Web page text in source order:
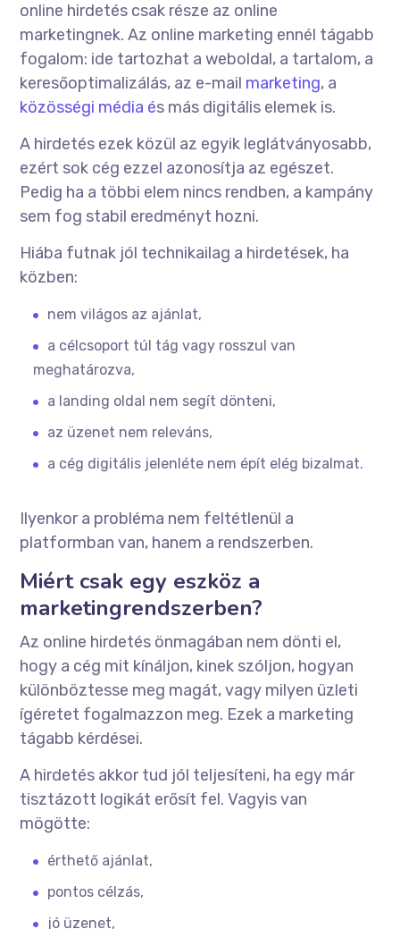
online hirdetés csak része az online
marketingnek. Az online marketing ennél tágabb
fogalom: ide tartozhat a weboldal, a tartalom, a
keresőoptimalizálás, az e-mail marketing, a
közösségi média és más digitális elemek is.
A hirdetés ezek közül az egyik leglátványosabb,
ezért sok cég ezzel azonosítja az egészet.
Pedig ha a többi elem nincs rendben, a kampány
sem fog stabil eredményt hozni.
Hiába futnak jól technikailag a hirdetések, ha
közben:
nem világos az ajánlat,
a célcsoport túl tág vagy rosszul van
meghatározva,
a landing oldal nem segít dönteni,
az üzenet nem releváns,
a cég digitális jelenléte nem épít elég bizalmat.
Ilyenkor a probléma nem feltétlenül a
platformban van, hanem a rendszerben.
Miért csak egy eszköz a
marketingrendszerben?
Az online hirdetés önmagában nem dönti el,
hogy a cég mit kínáljon, kinek szóljon, hogyan
különböztesse meg magát, vagy milyen üzleti
ígéretet fogalmazzon meg. Ezek a marketing
tágabb kérdései.
A hirdetés akkor tud jól teljesíteni, ha egy már
tisztázott logikát erősít fel. Vagyis van
mögötte:
érthető ajánlat,
pontos célzás,
jó üzenet,